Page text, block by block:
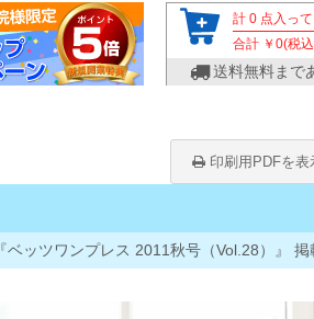
計 0 点入っ
合計 ￥ 0(税
送料無料ま
印刷用PDFを表
『ベッツワンプレス 2011秋号（Vol.28）』 掲